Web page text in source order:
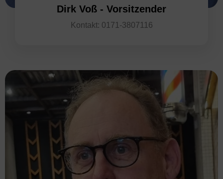
Dirk Voß - Vorsitzender
Kontakt: 0171-3807116